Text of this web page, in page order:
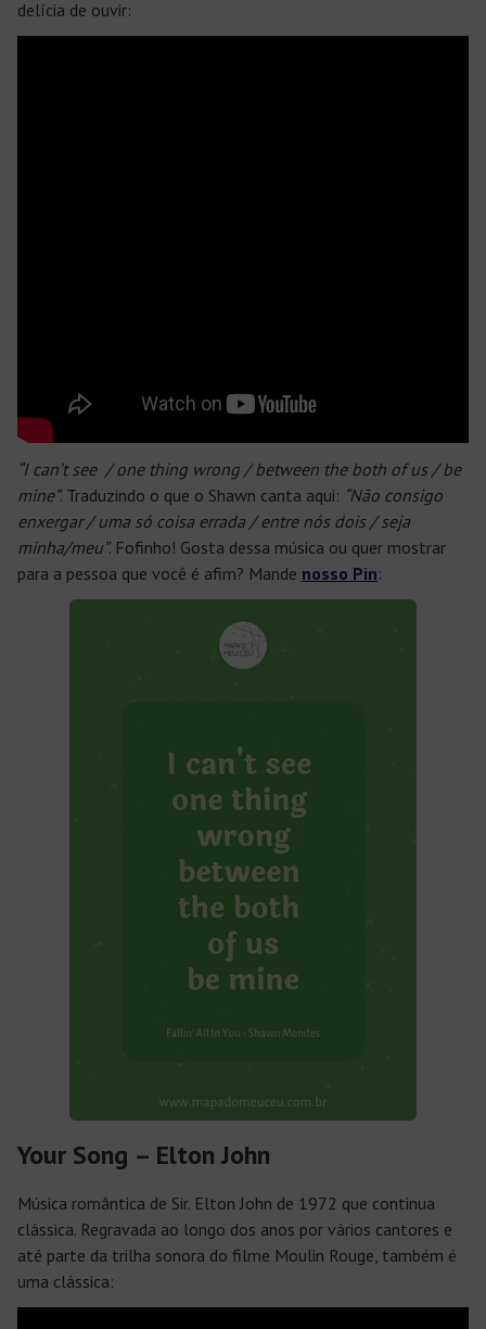
delícia de ouvir:
“I can’t see / one thing wrong / between the both of us / be
mine”. Traduzindo o que o Shawn canta aqui: “Não consigo
enxergar / uma só coisa errada / entre nós dois / seja
minha/meu”. Fofinho! Gosta dessa música ou quer mostrar
para a pessoa que você é afim? Mande nosso Pin:
Your Song – Elton John
Música romântica de Sir. Elton John de 1972 que continua
clássica. Regravada ao longo dos anos por vários cantores e
até parte da trilha sonora do filme Moulin Rouge, também é
uma clássica: